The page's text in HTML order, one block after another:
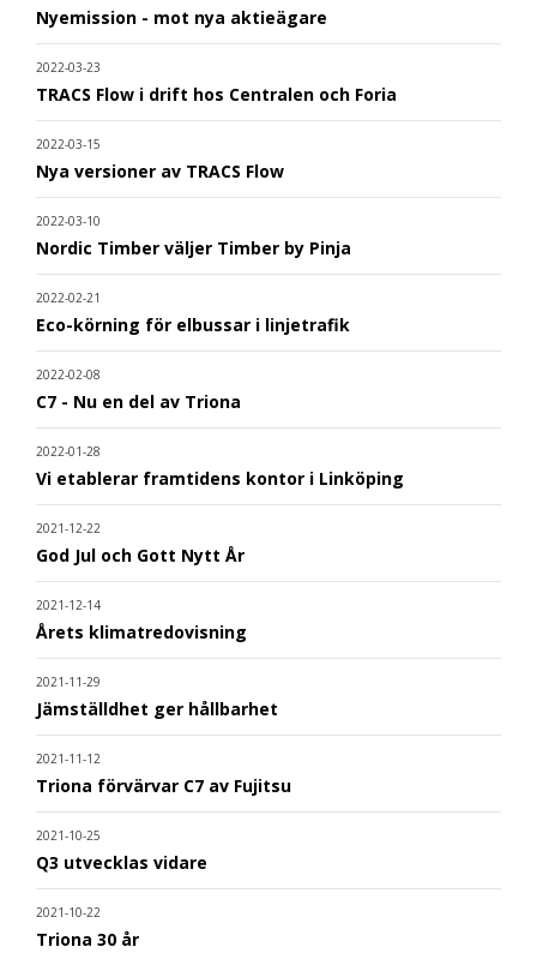
Nyemission - mot nya aktieägare
2022-03-23
TRACS Flow i drift hos Centralen och Foria
2022-03-15
Nya versioner av TRACS Flow
2022-03-10
Nordic Timber väljer Timber by Pinja
2022-02-21
Eco-körning för elbussar i linjetrafik
2022-02-08
C7 - Nu en del av Triona
2022-01-28
Vi etablerar framtidens kontor i Linköping
2021-12-22
God Jul och Gott Nytt År
2021-12-14
Årets klimatredovisning
2021-11-29
Jämställdhet ger hållbarhet
2021-11-12
Triona förvärvar C7 av Fujitsu
2021-10-25
Q3 utvecklas vidare
2021-10-22
Triona 30 år